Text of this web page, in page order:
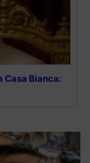
Casa Bianca: